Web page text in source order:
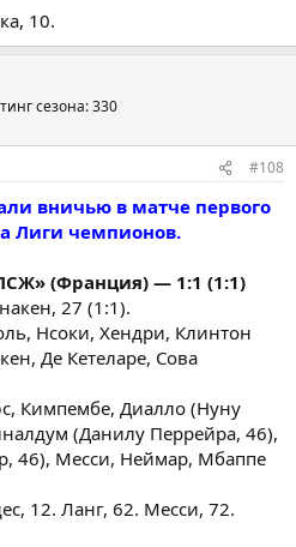
10.
сезона: 330
#108
вничью в матче первого
Лиги чемпионов.
(Франция) — 1:1 (1:1)
27 (1:1).
Нсоки, Хендри, Клинтон
Де Кетеларе, Сова
Кимпембе, Диалло (Нуну
(Данилу Перрейра, 46),
46), Месси, Неймар, Мбаппе
12. Ланг, 62. Месси, 72.